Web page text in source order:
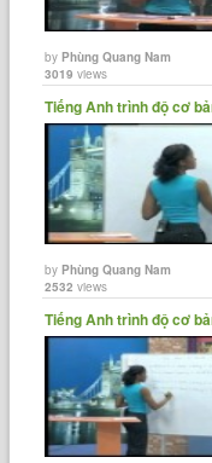
byPhùng Quang Nam
3019 views
Tiếng Anh trình độ cơ
byPhùng Quang Nam
2532 views
Tiếng Anh trình độ cơ